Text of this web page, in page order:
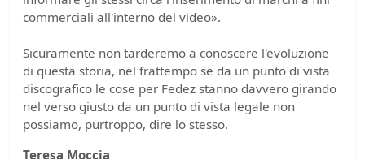
commerciali all'interno del video».
Sicuramente non tarderemo a conoscere l'evoluzione
di questa storia, nel frattempo se da un punto di vista
discografico le cose per Fedez stanno davvero girando
nel verso giusto da un punto di vista legale non
possiamo, purtroppo, dire lo stesso.
Teresa Moccia